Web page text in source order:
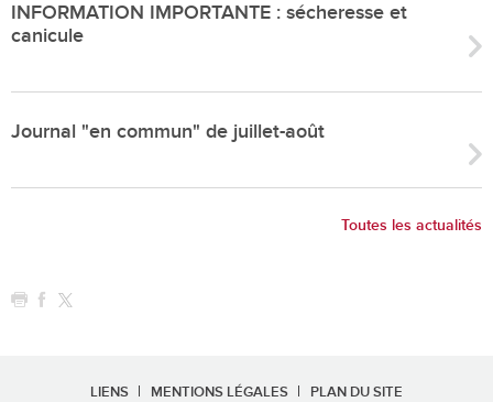
INFORMATION IMPORTANTE : sécheresse et
canicule
Journal "en commun" de juillet-août
Toutes les actualités
LIENS MENTIONS LÉGALES PLAN DU SITE